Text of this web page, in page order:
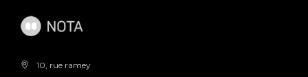
10, rue ramey